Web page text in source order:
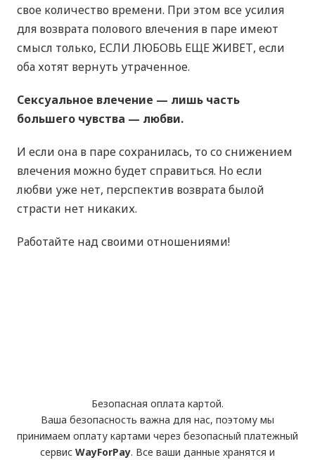
свое количество времени. При этом все усилия
для возврата полового влечения в паре имеют
смысл только, ЕСЛИ ЛЮБОВЬ ЕЩЕ ЖИВЕТ, если
оба хотят вернуть утраченное.
Сексуальное влечение — лишь часть
большего чувства — любви.
И если она в паре сохранилась, то со снижением
влечения можно будет справиться. Но если
любви уже нет, перспектив возврата былой
страсти нет никаких.
Работайте над своими отношениями!
Безопасная оплата картой.
Ваша безопасность важна для нас, поэтому мы
принимаем оплату картами через безопасный платежный
сервис WayForPay. Все ваши данные хранятся и